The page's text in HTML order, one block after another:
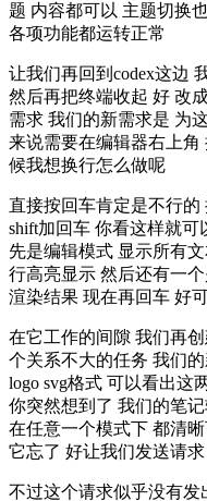
题 内容都可以 主题切换
各项功能都运转正常
让我们再回到codex这边
然后再把终端收起 好 改
需求 我们的新需求是 为
来说需要在编辑器右上
候我想换行怎么做呢
直接按回车肯定是不行
shift加回车 你看这样就
先是编辑模式 显示所有
行高亮显示 然后还有一
渲染结果 现在再回车 好
在它工作的间隙 我们再
个关系不大的任务 我们
logo svg格式 可以看出这
你突然想到了 我们的笔
在任意一个模式下 都清
它忘了 好让我们发送请求
不过这个请求似乎没有发